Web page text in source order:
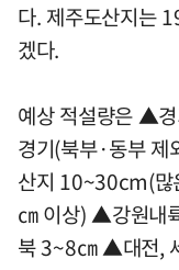
다. 제주도산지는
겠다.
예상 적설량은 ▲
경기(북부·동부
산지 10~30cm(많
㎝ 이상) ▲강원내
북 3~8㎝ ▲대전,